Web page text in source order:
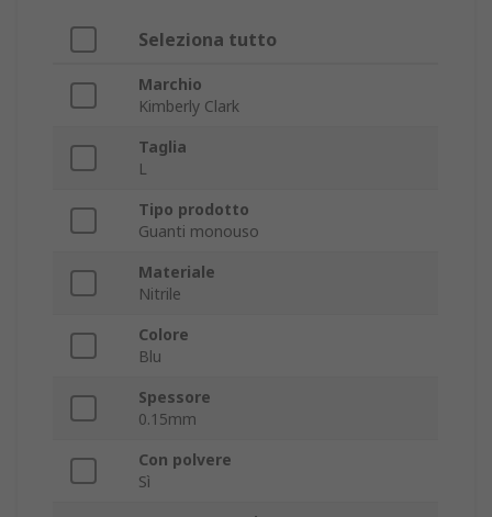
Seleziona tutto
Marchio
Kimberly Clark
Taglia
L
Tipo prodotto
Guanti monouso
Materiale
Nitrile
Colore
Blu
Spessore
0.15mm
Con polvere
Sì